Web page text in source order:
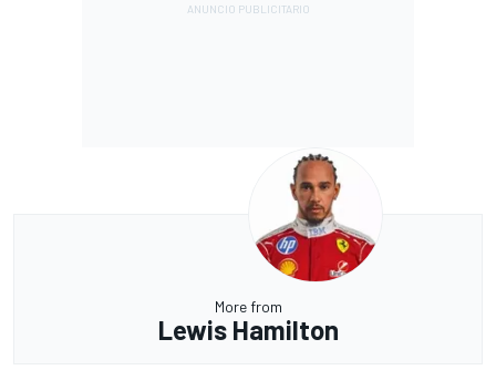
More from
Lewis Hamilton